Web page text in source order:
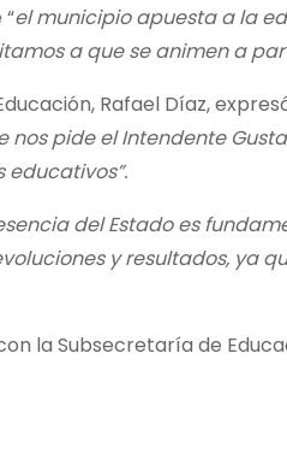
el municipio apuesta a la
a que se animen a
Rafael Díaz,
nos pide el Intendente
educativos”.
del Estado es
y resultados, ya
la Subsecretaría de